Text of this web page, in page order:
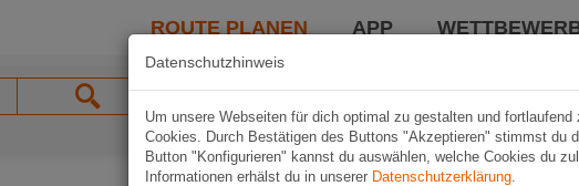
ROUTE PLANEN APP
Datenschutzhinweis
Um unsere Webseiten für dich optimal zu gestalten und
Cookies. Durch Bestätigen des Buttons "Akzeptieren" stimmst du
Button "Konfigurieren" kannst du auswählen, welche Cookies du
Informationen erhälst du in unserer Datenschutzerklärung.